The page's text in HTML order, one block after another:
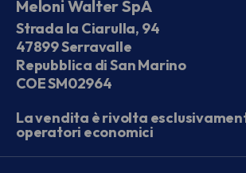
Meloni Walter SpA
Strada la Ciarulla, 94
47899 Serravalle
Repubblica di San Marino
COE SM02964
La vendita è rivolta
operatori economici